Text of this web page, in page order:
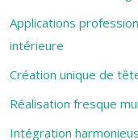
Applications
intérieure
Création unique de
Réalisation fresque
Intégration